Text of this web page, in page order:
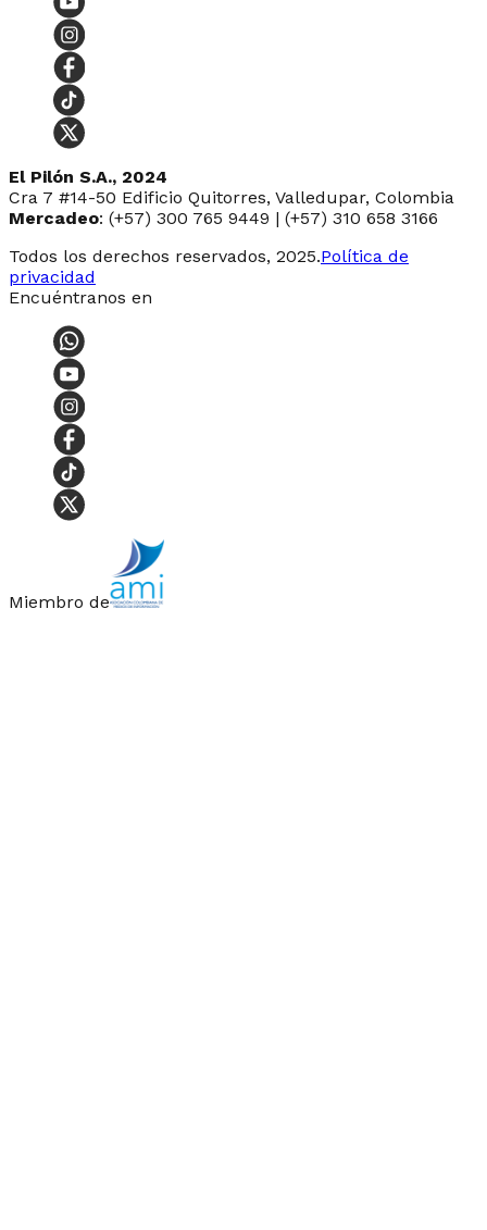
El Pilón S.A., 2024
Cra 7 #14-50 Edificio Quitorres, Valledupar, Colombia
Mercadeo: (+57) 300 765 9449 | (+57) 310 658 3166
Todos los derechos reservados, 2025.Política de
privacidad
Encuéntranos en
Miembro de